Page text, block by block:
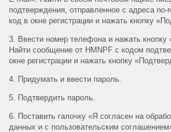
подтверждения, отправленное с адреса
код в окне регистрации и нажать кнопку
3. Ввести номер телефона и нажать кнопку
Найти сообщение от HMNPF с кодом
окне регистрации и нажать кнопку
4. Придумать и ввести пароль.
5. Подтвердить пароль.
6. Поставить галочку «Я согласен на
данных и с пользовательским